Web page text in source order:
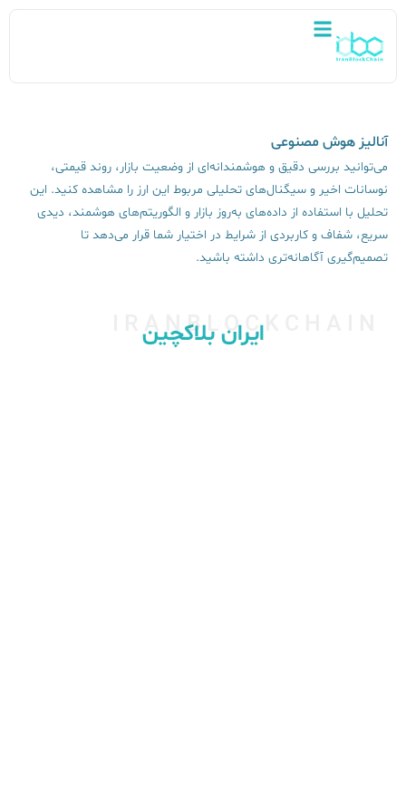
آنالیز هوش مصنوعی
می‌توانید بررسی دقیق و هوشمندانه‌ای از وضعیت بازار، روند قیمتی،
نوسانات اخیر و سیگنال‌های تحلیلی مربوط این ارز را مشاهده کنید. این
تحلیل با استفاده از داده‌های به‌روز بازار و الگوریتم‌های هوشمند، دیدی
سریع، شفاف و کاربردی از شرایط در اختیار شما قرار می‌دهد تا
تصمیم‌گیری آگاهانه‌تری داشته باشید.
IRANBLOCKCHAIN
ایران بلاکچین